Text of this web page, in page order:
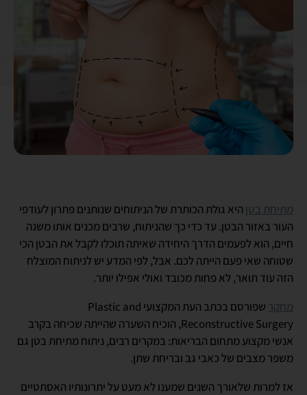
מתיחת בטן היא גולת הכותרת של הניתוחים שנותנים פתרון לעודפי
העור באזור הבטן. עד כדי כך שהניתוח, שרבים מכנים אותו משנה
חיים, הוא לפעמים הדרך היחידה שאיתה תוכלו לקבל את הבטן הכי
שטוחה שאי פעם הייתה לכם. אבל, לפי המדע יש לניתוח המוצלח
הזה עוד תואר, לא פחות מכובד ואולי אפילו יותר.
מחקר
שפורסם בכתב העת המקצועי Plastic and
Reconstructive Surgery, הוכיח השערה שהייתה שכיחה בקרב
אנשי מקצוע מתחום הבריאות: במקרים רבים, ניתוח מתיחת בטן גם
משפר מצבים של כאבי גב ובריחת שתן.
אז למרות שלאורך השנים שמענו לא מעט על יתרונותיו האסתטיים